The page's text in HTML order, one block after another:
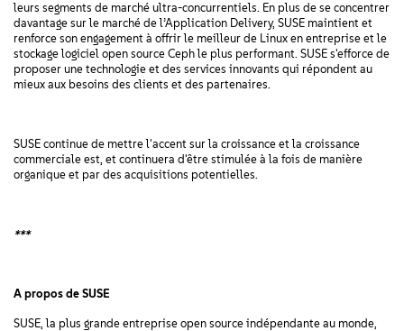
leurs segments de marché ultra-concurrentiels. En plus de se concentrer
davantage sur le marché de l’Application Delivery, SUSE maintient et
renforce son engagement à offrir le meilleur de Linux en entreprise et le
stockage logiciel open source Ceph le plus performant. SUSE s'efforce de
proposer une technologie et des services innovants qui répondent au
mieux aux besoins des clients et des partenaires.
SUSE continue de mettre l'accent sur la croissance et la croissance
commerciale est, et continuera d'être stimulée à la fois de manière
organique et par des acquisitions potentielles.
***
A propos de SUSE
SUSE, la plus grande entreprise open source indépendante au monde,